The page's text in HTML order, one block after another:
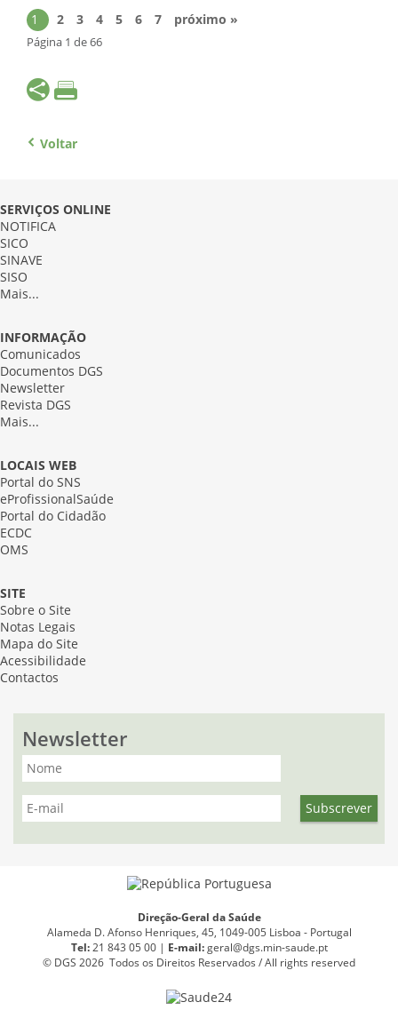
1 2 3 4 5 6 7 próximo »
Página 1 de 66
Voltar
SERVIÇOS ONLINE
NOTIFICA
SICO
SINAVE
SISO
Mais...
INFORMAÇÃO
Comunicados
Documentos DGS
Newsletter
Revista DGS
Mais...
LOCAIS WEB
Portal do SNS
eProfissionalSaúde
Portal do Cidadão
ECDC
OMS
SITE
Sobre o Site
Notas Legais
Mapa do Site
Acessibilidade
Contactos
Newsletter
Direção-Geral da Saúde
Alameda D. Afonso Henriques, 45, 1049-005 Lisboa - Portugal
Tel:21 843 05 00 | E-mail: geral@dgs.min-saude.pt
© DGS 2026 Todos os Direitos Reservados / All rights reserved